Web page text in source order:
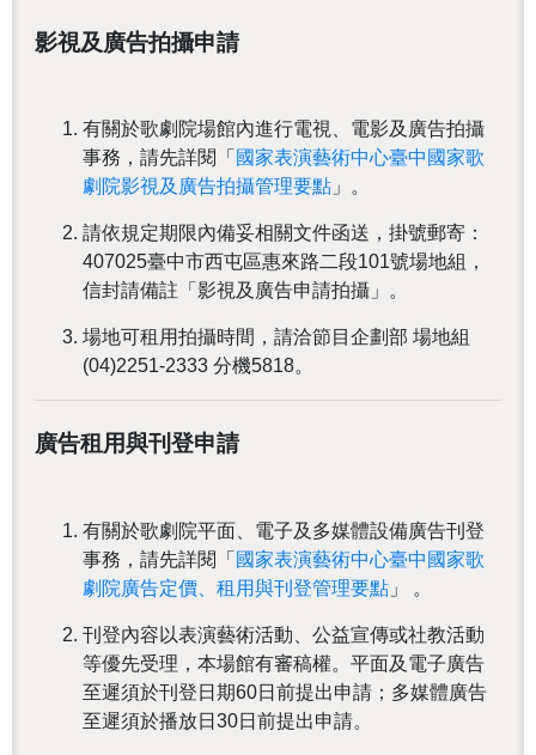
影視及廣告拍攝申請
有關於歌劇院場館內進行電視、電影及廣告拍攝
事務，請先詳閱「 國家表演藝術中心臺中國家歌
劇院影視及廣告拍攝管理要點 」。
請依規定期限內備妥相關文件函送，掛號郵寄：
407025臺中市西屯區惠來路二段101號場地組，
信封請備註「影視及廣告申請拍攝」。
場地可租用拍攝時間，請洽節目企劃部 場地組
(04)2251-2333 分機5818。
廣告租用與刊登申請
有關於歌劇院平面、電子及多媒體設備廣告刊登
事務，請先詳閱「 國家表演藝術中心臺中國家歌
劇院廣告定價、租用與刊登管理要點 」 。
刊登內容以表演藝術活動、公益宣傳或社教活動
等優先受理，本場館有審稿權。平面及電子廣告
至遲須於刊登日期60日前提出申請；多媒體廣告
至遲須於播放日30日前提出申請。